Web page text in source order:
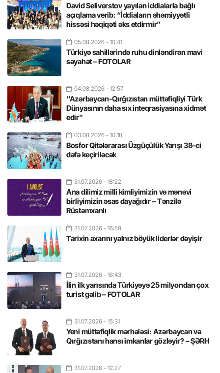
David Seliverstov yayılan iddialarla bağlı
açıqlama verib: “İddiaların əhəmiyyətli
hissəsi həqiqəti əks etdirmir”
05.08.2026 - 10:41
Türkiyə sahillərində ruhu dinləndirən mavi
səyahət – FOTOLAR
04.08.2026 - 12:57
“Azərbaycan-Qırğızıstan müttəfiqliyi Türk
Dünyasının daha sıx inteqrasiyasına xidmət
edir”
03.08.2026 - 10:18
Bosfor Qitələrarası Üzgüçülük Yarışı 38-ci
dəfə keçiriləcək
31.07.2026 - 18:22
Ana dilimiz milli kimliyimizin və mənəvi
birliyimizin əsas dayağıdır – Tənzilə
Rüstəmxanlı
31.07.2026 - 16:58
Tarixin axarını yalnız böyük liderlər dəyişir
31.07.2026 - 16:43
İlin ilk yarısında Türkiyəyə 25 milyondan çox
turist gəlib – FOTOLAR
31.07.2026 - 15:31
Yeni müttəfiqlik mərhələsi: Azərbaycan və
Qırğızıstanı hansı imkanlar gözləyir? – ŞƏRH
31.07.2026 - 12:27